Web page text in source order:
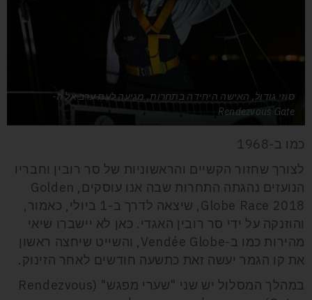
סוזי גודול, האישה היחידה בתחרות, מגיעה לעת ערב אל ה-
Rendezvous Gate
כמו ב-1968
לצורך שחזור הקשיים והראשוניות של סר רובין וחבריו
הנועזים נהגתה התחרות שבה אנו עוסקים, Golden
Globe Race 2018
,
שיצאה לדרך ב-1 ביולי, כאמור,
והוזנקה על ידי סר רובין האגדי. כאן לא יישברו שיאי
מהירות כמו ב-Vendée Globe, והשייט שיחצה ראשון
את קו הגמר יעשה זאת כתשעה חודשים לאחר הזינוק.
במהלך המסלול יש שני "שערי מפגש" (Rendezvous